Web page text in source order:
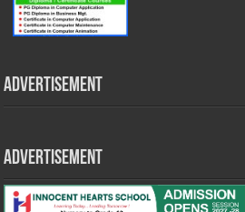
Advertisement
Advertisement